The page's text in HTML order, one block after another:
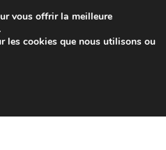
à partir de 7 EUR
de 9 h à 16 h
vous offrir la meilleure
les cookies que nous utilisons ou